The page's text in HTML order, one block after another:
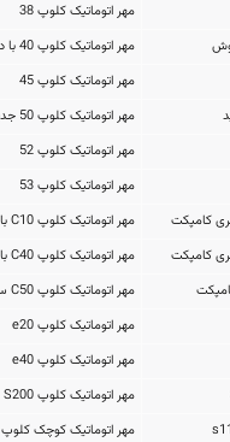
مهر اتوماتیک کلوپ 38
مهر اتوماتیک کلوپ 40 با درپوش
مهر اتوماتیک کلوپ 45
مهر اتوماتیک کلوپ 50 جدید
مهر اتوماتیک کلوپ 52
مهر اتوماتیک کلوپ 53
مهر اتوماتیک کلوپ C10 با درپوش سری کامپکت
مهر اتوماتیک کلوپ C40 با درپوش سری کامپکت
مهر اتوماتیک کلوپ C50 سری کامپکت
مهر اتوماتیک کلوپ e20
مهر اتوماتیک کلوپ e40
مهر اتوماتیک کلوپ S200
مهر اتوماتیک کوچک کلوپ s110